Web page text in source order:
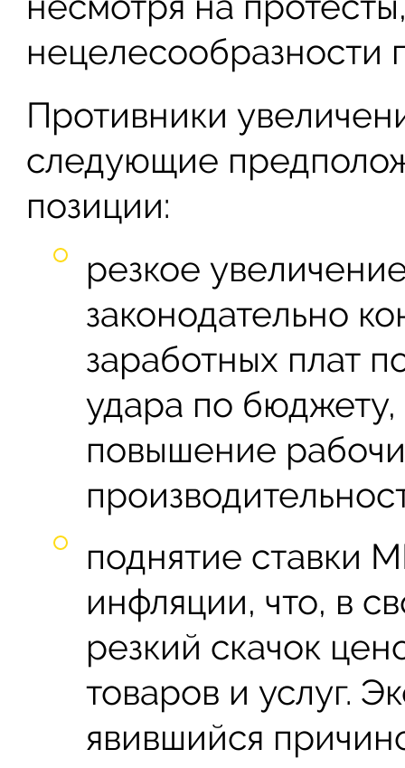
нецелесообразности
Противники
следующие
позиции:
резкое
законодательно
заработных плат
удара по
повышение
поднятие ставки
инфляции, что, в
резкий скачок
товаров и услуг.
явившийся